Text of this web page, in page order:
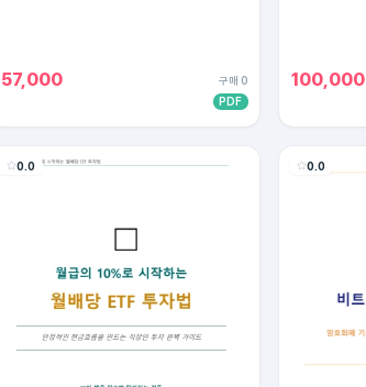
57,000
구매 0
PDF
100,000
0.0 0.0